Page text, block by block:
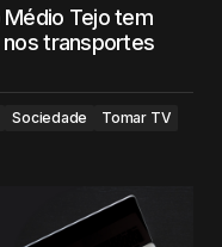
Médio Tejo tem
transportes
Sociedade
Tomar TV